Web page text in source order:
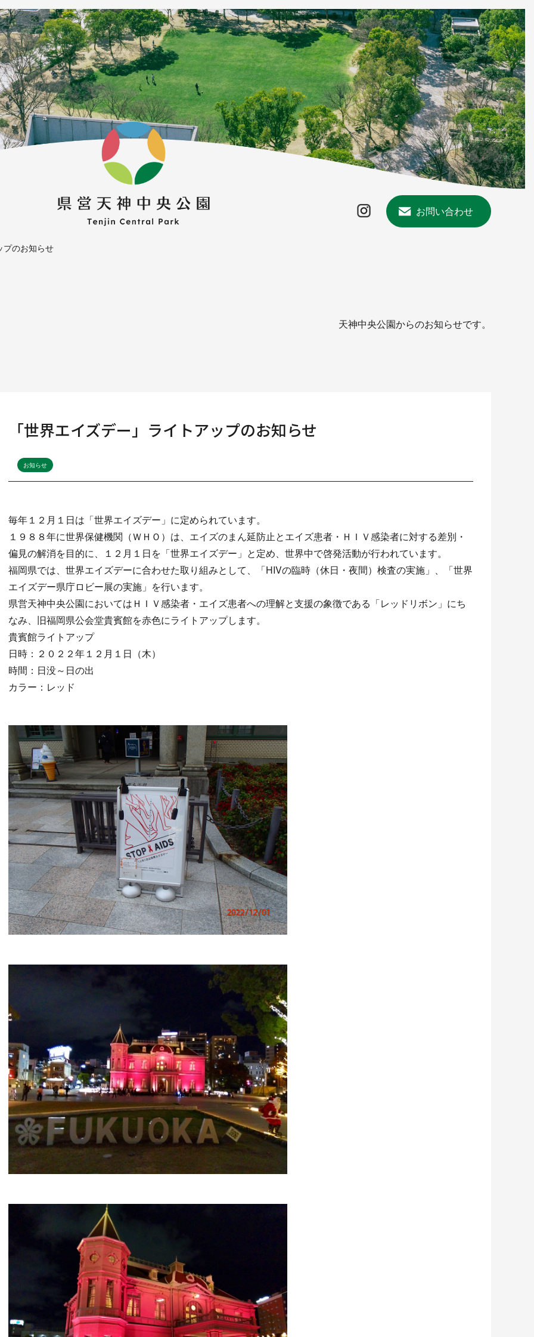
Instagram お問い合わせ
プのお知らせ
天神中央公園からのお知らせです。
「世界エイズデー」ライトアップのお知らせ
お知らせ
毎年１２月１日は「世界エイズデー」に定められています。
１９８８年に世界保健機関（ＷＨＯ）は、エイズのまん延防止とエイズ患者・ＨＩＶ感染者に対する差別・
偏見の解消を目的に、１２月１日を「世界エイズデー」と定め、世界中で啓発活動が行われています。
福岡県では、世界エイズデーに合わせた取り組みとして、「HIVの臨時（休日・夜間）検査の実施」、「世界
エイズデー県庁ロビー展の実施」を行います。
県営天神中央公園においてはＨＩＶ感染者・エイズ患者への理解と支援の象徴である「レッドリボン」にち
なみ、旧福岡県公会堂貴賓館を赤色にライトアップします。
貴賓館ライトアップ
日時：２０２２年１２月１日（木）
時間：日没～日の出
カラー：レッド